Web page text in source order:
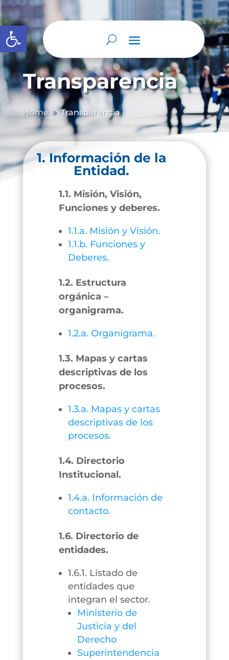
Abrir barra de herramientas
Transparencia
Home 9 Transparencia
1. Información de la
Entidad.
1.1. Misión, Visión,
Funciones y deberes.
1.1.a. Misión y Visión.
1.1.b. Funciones y
Deberes.
1.2. Estructura
orgánica –
organigrama.
1.2.a. Organigrama.
1.3. Mapas y cartas
descriptivas de los
procesos.
1.3.a. Mapas y cartas
descriptivas de los
procesos.
1.4. Directorio
Institucional.
1.4.a. Información de
contacto.
1.6. Directorio de
entidades.
1.6.1. Listado de
entidades que
integran el sector.
Ministerio de
Justicia y del
Derecho
Superintendencia